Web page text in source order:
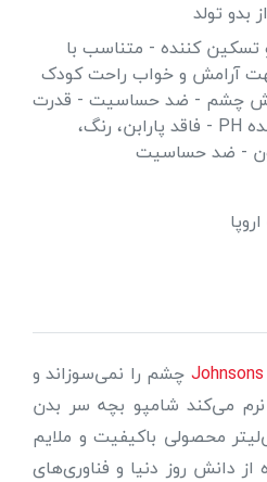
بدو تولد
کننده - متناسب با
آرامش و خواب راحت کودک
چشم - ضد حساسیت - قدرت
تمیزکننده بالا- متعادل کننده PH - فاقد پارابن، رنگ،
- ضد حساسیت
چشم را نمی‌سوزاند و
می‌کند شامپو بچه سر بدن
با حجم ۵۰۰ میلی‌لیتر محصولی باکیفیت و ملایم
از دانش روز دنیا و فناوری‌های